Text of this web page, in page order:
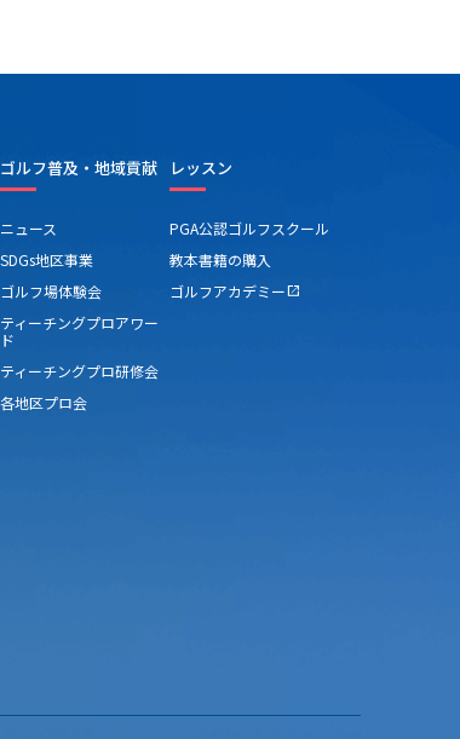
ゴルフ普及・地域貢献
ニュース
SDGs地区事業
ゴルフ場体験会
ティーチングプロアワー
ド
ティーチングプロ研修会
各地区プロ会
レッスン
PGA公認ゴルフスクール
教本書籍の購入
ゴルフアカデミー open_in_new